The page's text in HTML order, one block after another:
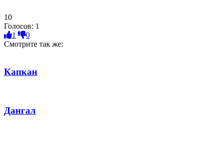
10
Голосов: 1
1
0
Смотрите так же:
Капкан
Дангал